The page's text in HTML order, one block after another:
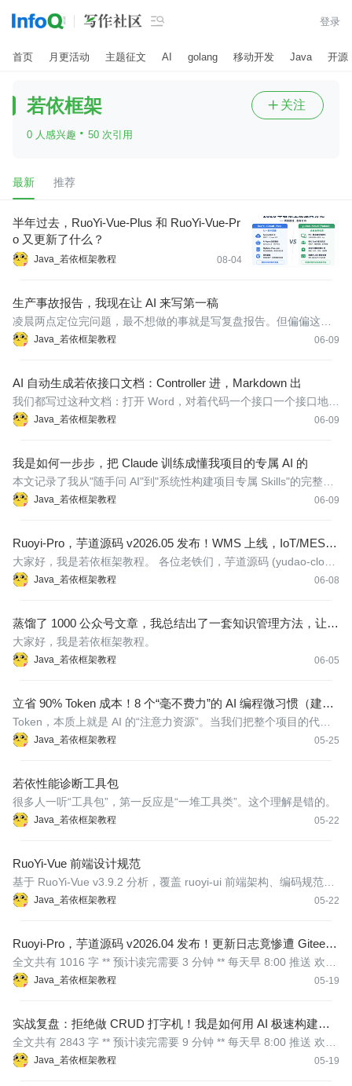
 登录
首页 月更活动 主题征文 AI golang 移动开发 Java 开源
若依框架
0 人感兴趣 · 50 次引用
 关注
最新 推荐
半年过去，RuoYi-Vue-Plus 和 RuoYi-Vue-Pr
o 又更新了什么？
Java_若依框架教程 08-04
生产事故报告，我现在让 AI 来写第一稿
Java_若依框架教程 06-09
凌晨两点定位完问题，最不想做的事就是写复盘报告。但偏偏这份
报告第二天早上要交。
AI 自动生成若依接口文档：Controller 进，Markdown 出
Java_若依框架教程 06-09
我们都写过这种文档：打开 Word，对着代码一个接口一个接口地抄
参数，写完发现接口已经改了。
我是如何一步步，把 Claude 训练成懂我项目的专属 AI 的
Java_若依框架教程 06-09
本文记录了我从"随手问 AI"到"系统性构建项目专属 Skills"的完整过
程。涉及 5 个 Skill 的设计思路、核心结构和踩坑记录。
Ruoyi-Pro，芋道源码 v2026.05 发布！WMS 上线，IoT/MES/W
MS 双端适配惊喜来了
Java_若依框架教程 06-08
大家好，我是若依框架教程。 各位老铁们，芋道源码 (yudao-cloud
/ ruoyi-vue-pro) 又双叒叕更新啦！
蒸馏了 1000 公众号文章，我总结出了一套知识管理方法，让 A
I 替你思考，自动生长（含 SOP）
Java_若依框架教程 06-05
大家好，我是若依框架教程。
立省 90% Token 成本！8 个“毫不费力”的 AI 编程微习惯（建议
收藏）
Java_若依框架教程 05-25
Token，本质上就是 AI 的“注意力资源”。当我们把整个项目的代
码、无数个无关的文件、长达几十轮的聊天历史一股脑塞给 AI 时，
若依性能诊断工具包
Java_若依框架教程 05-22
很多人一听“工具包”，第一反应是“一堆工具类”。这个理解是错的。
RuoYi-Vue 前端设计规范
Java_若依框架教程 05-22
基于 RuoYi-Vue v3.9.2 分析，覆盖 ruoyi-ui 前端架构、编码规范、
易错点及常见问题解决方案。
Ruoyi-Pro，芋道源码 v2026.04 发布！更新日志竟惨遭 Gitee
“封杀”？究竟隐藏了什么黑科技
Java_若依框架教程 05-19
全文共有 1016 字 ** 预计读完需要 3 分钟 ** 每天早 8:00 推送 欢迎
按时来阅读哟
实战复盘：拒绝做 CRUD 打字机！我是如何用 AI 极速构建企
业级小程序底座的？
Java_若依框架教程 05-19
全文共有 2843 字 ** 预计读完需要 9 分钟 ** 每天早 8:00 推送 欢迎
按时来阅读哟